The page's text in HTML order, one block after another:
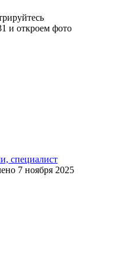
и откроем фото
специалист
7 ноября 2025